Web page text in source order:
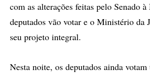
com as alterações feitas pelo Senado
deputados vão votar e o Ministério da
seu projeto integral.
Nesta noite, os deputados ainda